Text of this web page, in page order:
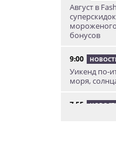
Август в
бонусов
9:00
Уикенд по-
моря,
7:55